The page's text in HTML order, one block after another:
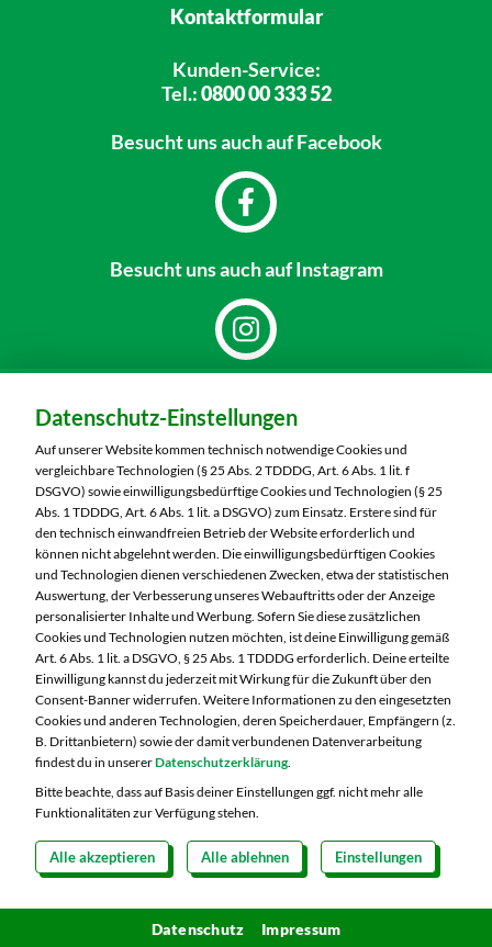
Kontaktformular
Kunden-Service:
Tel.:0800 00 333 52
Besucht unsauch auf Facebook
Besucht unsauch auf Instagram
MARKTKAUF Sonneberg-Hönbach
Neustadter Straße 199
96515 Sonneberg
Telefon:03675 8820
Markt ändern
Öffnungszeiten diese Woche:
Mo:
07:00 – 20:00 Uhr
Di:
07:00 – 20:00 Uhr
Mi:
07:00 – 20:00 Uhr
Do:
07:00 – 21:00 Uhr
Fr:
07:00 – 21:00 Uhr
Copyright 2026 © MARKTKAUF Datenschutz
Impressum
Hinweisgebersystem Menschenrechte
Cookie-Einstellungen
Datenschutz-Einstellungen
Auf unserer Website kommen technisch notwendige Cookies und
vergleichbare Technologien (§ 25 Abs. 2 TDDDG, Art. 6 Abs. 1 lit. f
DSGVO) sowie einwilligungsbedürftige Cookies und Technologien (§ 25
Abs. 1 TDDDG, Art. 6 Abs. 1 lit. a DSGVO) zum Einsatz. Erstere sind für
den technisch einwandfreien Betrieb der Website erforderlich und
können nicht abgelehnt werden. Die einwilligungsbedürftigen Cookies
und Technologien dienen verschiedenen Zwecken, etwa der statistischen
Auswertung, der Verbesserung unseres Webauftritts oder der Anzeige
personalisierter Inhalte und Werbung. Sofern Sie diese zusätzlichen
Cookies und Technologien nutzen möchten, ist deine Einwilligung gemäß
Art. 6 Abs. 1 lit. a DSGVO, § 25 Abs. 1 TDDDG erforderlich. Deine erteilte
Einwilligung kannst du jederzeit mit Wirkung für die Zukunft über den
Consent-Banner widerrufen. Weitere Informationen zu den eingesetzten
Cookies und anderen Technologien, deren Speicherdauer, Empfängern (z.
B. Drittanbietern) sowie der damit verbundenen Datenverarbeitung
findest du in unsererDatenschutzerklärung.
Bitte beachte, dass auf Basis deiner Einstellungen ggf. nicht mehr alle
Funktionalitäten zur Verfügung stehen.
Alle akzeptieren Alle ablehnen Einstellungen
Datenschutz Impressum